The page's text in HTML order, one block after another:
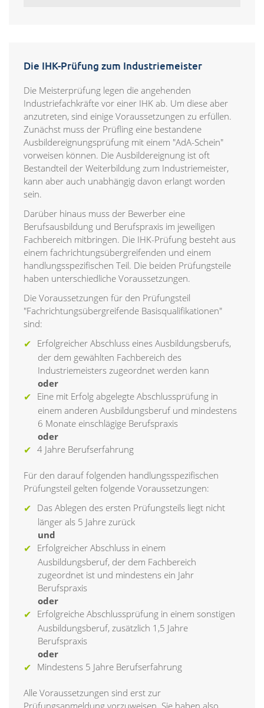
Die IHK-Prüfung zum Industriemeister
Die Meisterprüfung legen die angehenden
Industriefachkräfte vor einer IHK ab. Um diese aber
anzutreten, sind einige Voraussetzungen zu erfüllen.
Zunächst muss der Prüfling eine bestandene
Ausbildereignungsprüfung mit einem "AdA-Schein"
vorweisen können. Die Ausbildereignung ist oft
Bestandteil der Weiterbildung zum Industriemeister,
kann aber auch unabhängig davon erlangt worden
sein.
Darüber hinaus muss der Bewerber eine
Berufsausbildung und Berufspraxis im jeweiligen
Fachbereich mitbringen. Die IHK-Prüfung besteht aus
einem fachrichtungsübergreifenden und einem
handlungsspezifischen Teil. Die beiden Prüfungsteile
haben unterschiedliche Voraussetzungen.
Die Voraussetzungen für den Prüfungsteil
"Fachrichtungsübergreifende Basisqualifikationen"
sind:
Erfolgreicher Abschluss eines Ausbildungsberufs,
der dem gewählten Fachbereich des
Industriemeisters zugeordnet werden kann
oder
Eine mit Erfolg abgelegte Abschlussprüfung in
einem anderen Ausbildungsberuf und mindestens
6 Monate einschlägige Berufspraxis
oder
4 Jahre Berufserfahrung
Für den darauf folgenden handlungsspezifischen
Prüfungsteil gelten folgende Voraussetzungen:
Das Ablegen des ersten Prüfungsteils liegt nicht
länger als 5 Jahre zurück
und
Erfolgreicher Abschluss in einem
Ausbildungsberuf, der dem Fachbereich
zugeordnet ist und mindestens ein Jahr
Berufspraxis
oder
Erfolgreiche Abschlussprüfung in einem sonstigen
Ausbildungsberuf, zusätzlich 1,5 Jahre
Berufspraxis
oder
Mindestens 5 Jahre Berufserfahrung
Alle Voraussetzungen sind erst zur